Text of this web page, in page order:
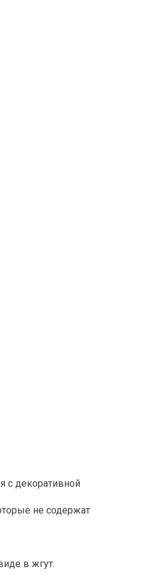
с декоративной
не содержат
в жгут.